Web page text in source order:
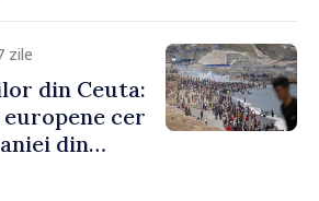
din Ceuta
zile
din Ceuta:
cer
din